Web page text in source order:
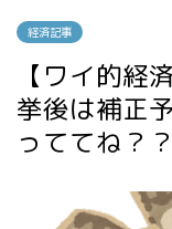
経済記事
【ワイ的
挙後は補正
っててね？